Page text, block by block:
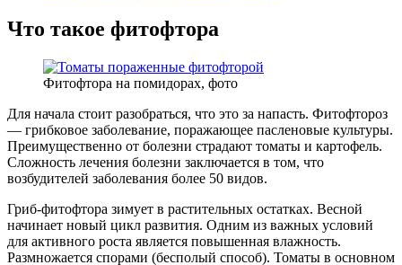
Что такое фитофтора
Фитофтора на помидорах, фото
Для начала стоит разобраться, что это за напасть. Фитофтороз
— грибковое заболевание, поражающее пасленовые культуры.
Преимущественно от болезни страдают томаты и картофель.
Сложность лечения болезни заключается в том, что
возбудителей заболевания более 50 видов.
Гриб-фитофтора зимует в растительных остатках. Весной
начинает новый цикл развития. Одним из важных условий
для активного роста является повышенная влажность.
Размножается спорами (бесполый способ). Томаты в основном